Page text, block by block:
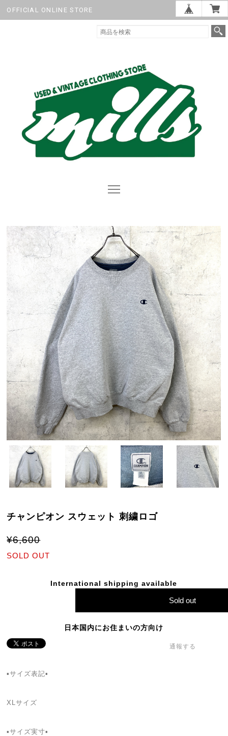
OFFICIAL ONLINE STORE
チャンピオン スウェット 刺繍ロゴ
¥6,600
SOLD OUT
International shipping available
Sold out
日本国内にお住まいの方向け
通報する
▪️サイズ表記▪
XLサイズ
▪️サイズ実寸▪️